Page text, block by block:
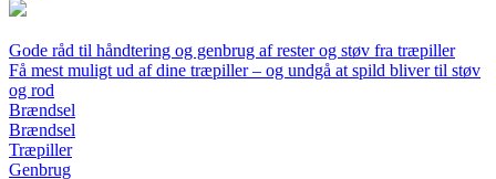
Gode råd til håndtering og genbrug af rester og støv fra træpiller
Få mest muligt ud af dine træpiller – og undgå at spild bliver til støv
og rod
Brændsel
Brændsel
Træpiller
Genbrug